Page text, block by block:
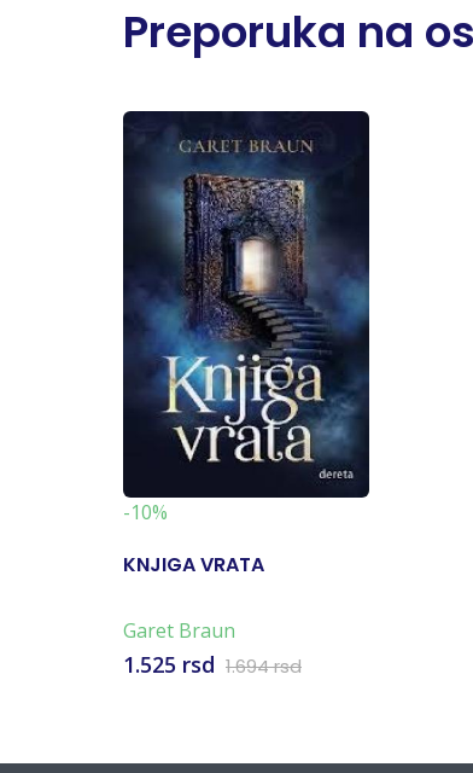
Preporuka na
-10%
KNJIGA VRATA
Garet Braun
1.525 rsd 1.694 rsd